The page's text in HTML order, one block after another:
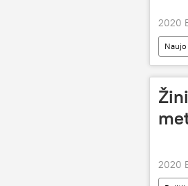
2020
2020